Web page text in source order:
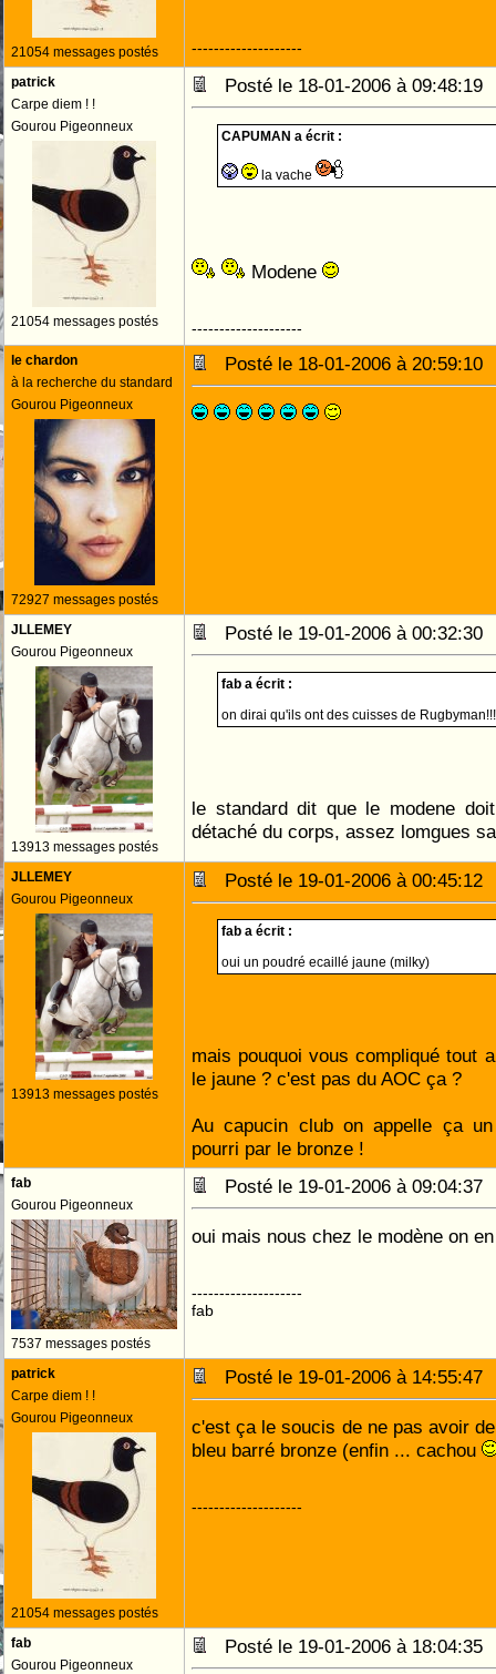
21054 messages postés --------------------
patrick
Carpe diem ! !
Gourou Pigeonneux
21054 messages postés
Posté le 18-01-2006 à
CAPUMAN a écrit :
la vache
Modene
--------------------
le chardon
à la recherche du standard
Gourou Pigeonneux
72927 messages postés
Posté le 18-01-2006 à
JLLEMEY
Gourou Pigeonneux
13913 messages postés
Posté le 19-01-2006 à
fab a écrit :
on dirai qu'ils ont des cuisses de
le standard dit que le modene
détaché du corps, assez lomgues
JLLEMEY
Gourou Pigeonneux
13913 messages postés
Posté le 19-01-2006 à
fab a écrit :
oui un poudré ecaillé jaune (milky)
mais pouquoi vous compliqué tout
le jaune ? c'est pas du AOC ça ?
Au capucin club on appelle ça
pourri par le bronze !
fab
Gourou Pigeonneux
7537 messages postés
Posté le 19-01-2006 à
oui mais nous chez le modène on
--------------------
fab
patrick
Carpe diem ! !
Gourou Pigeonneux
21054 messages postés
Posté le 19-01-2006 à
c'est ça le soucis de ne pas avoir
bleu barré bronze (enfin ... cachou
--------------------
fab
Gourou Pigeonneux
Posté le 19-01-2006 à